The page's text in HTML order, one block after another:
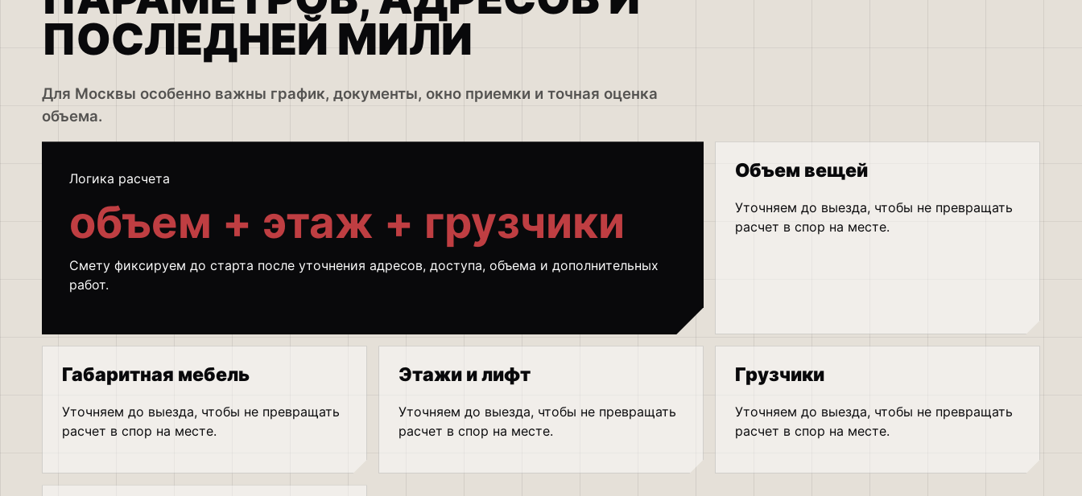
ПОСЛЕДНЕЙ МИЛИ
Для Москвы особенно важны график, документы, окно приемки и точная оценка
объема.
Логика расчета
объем + этаж + грузчики
Смету фиксируем до старта после уточнения адресов, доступа, объема и дополнительных
работ.
Объем вещей
Уточняем до выезда, чтобы не превращать
расчет в спор на месте.
Габаритная мебель
Уточняем до выезда, чтобы не превращать
расчет в спор на месте.
Этажи и лифт
Уточняем до выезда, чтобы не превращать
расчет в спор на месте.
Грузчики
Уточняем до выезда, чтобы не превращать
расчет в спор на месте.